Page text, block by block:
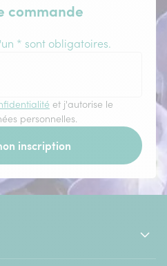
commande
* sont obligatoires.
et j'autorise le
personnelles.
inscription